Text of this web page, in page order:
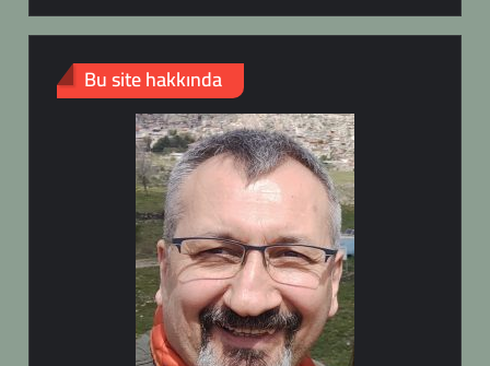
Bu site hakkında